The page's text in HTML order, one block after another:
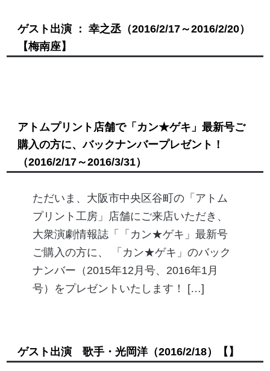
ゲスト出演 ： 幸之丞（2016/2/17～2016/2/20）
【梅南座】
アトムプリント店舗で「カン★ゲキ」最新号ご
購入の方に、バックナンバープレゼント！
（2016/2/17～2016/3/31）
ただいま、大阪市中央区谷町の「アトム
プリント工房」店舗にご来店いただき、
大衆演劇情報誌「「カン★ゲキ」最新号
ご購入の方に、 「カン★ゲキ」のバック
ナンバー（2015年12月号、2016年1月
号）をプレゼントいたします！ […]
ゲスト出演 歌手・光岡洋（2016/2/18） 【】